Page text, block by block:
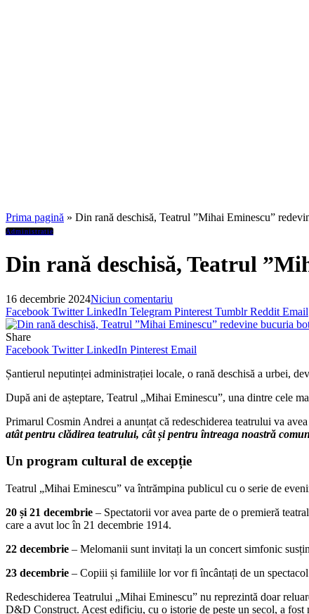
Prima pagină » Din rană deschisă, Teatrul ”Mihai Eminescu”
Administratie
Din rană deschisă, Teatrul
16 decembrie 2024Niciun comentariu
Facebook Twitter LinkedIn Telegram Pinterest Tumblr Reddit Email
Share
Facebook Twitter LinkedIn Pinterest Email
Șantierul neputinței administrației locale, o rană deschisă a urbei,
După ani de așteptare, Teatrul „Mihai Eminescu”, una dintre cele
Primarul Cosmin Andrei a anunțat că redeschiderea teatrului va
atât pentru clădirea teatrului, cât și pentru întreaga noastră
Un program cultural de excepție
Teatrul „Mihai Eminescu” va întrămpina publicul cu o serie de
20 și 21 decembrie – Spectatorii vor avea parte de o premieră
care a avut loc în 21 decembrie 1914.
22 decembrie – Melomanii sunt invitați la un concert simfonic
23 decembrie – Copiii și familiile lor vor fi încântați de un
Redeschiderea Teatrului „Mihai Eminescu” nu reprezintă doar
D&D Construct. Acest edificiu, cu o istorie de peste un secol, a